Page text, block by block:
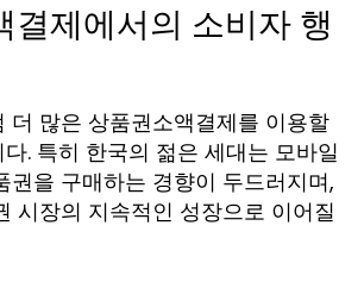
결제에서의 소비자 행
더 많은 상품권소액결제를 이용할
. 특히 한국의 젊은 세대는 모바일
권을 구매하는 경향이 두드러지며,
시장의 지속적인 성장으로 이어질